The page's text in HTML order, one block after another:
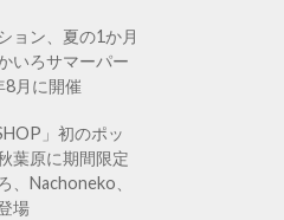
ョン、夏の1か月
いろサマーパー
8月に開催
」初のポッ
葉原に期間限定
Nachoneko、
場